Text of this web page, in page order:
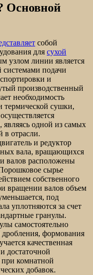
Основной
собой
для сухой
узлом линии является
подачи
и
производственный
необходимость
термической сушки,
одной из самых
в отрасли.
и редуктор
вала, вращающихся
валов расположены
сырье
собственного
вращении валов объем
под
уплотняются за счет
гранулы.
самостоятельно
дробления, формования
качественная
достаточной
при комнатной
добавок.